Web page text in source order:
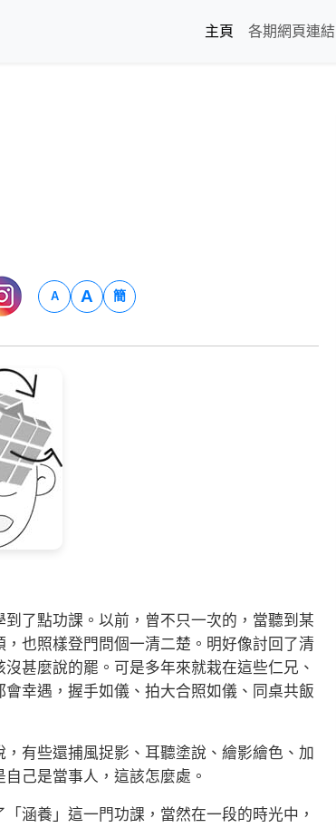
主頁
各期網頁連結
A A 簡
了點功課。以前，曾不只一次的，當聽到某
也照樣登門問個一清二楚。明好像討回了清
甚麼說的罷。可是多年來就栽在這些仁兄、
幸遇，握手如儀、拍大合照如儀、同桌共飯
些還捕風捉影、耳聽塗說、繪影繪色、加
己是當事人，這該怎麼處。
養」這一門功課，當然在一段的時光中，